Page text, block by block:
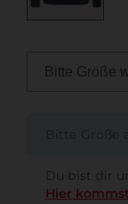
Bitte Größe
Du bist dir
Hier